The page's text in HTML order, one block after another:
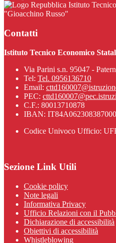
Istituto
"Gioacchino Russo"
Contatti
Istituto Tecnico Economico
Via Parini s.n. 95047 -
Tel: Tel. 0956136710
Email:
PEC:
C.F.: 80013710878
IBAN:
Codice Univoco Ufficio:
Sezione Link Utili
Cookie policy
Note legali
Informativa Privacy
Ufficio Relazioni con il
Dichiarazione di accessibilità
Obiettivi di accessibilità
Whistleblowing